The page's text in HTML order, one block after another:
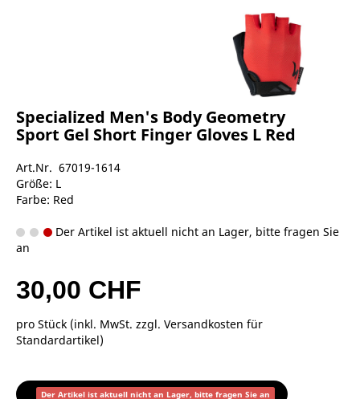
Specialized Men's Body Geometry
Sport Gel Short Finger Gloves L Red
Art.Nr. 67019-1614
Größe: L
Farbe: Red
Der Artikel ist aktuell nicht an Lager, bitte fragen Sie
an
30,00 CHF
pro Stück (inkl. MwSt. zzgl. Versandkosten für
Standardartikel)
Der Artikel ist aktuell nicht an Lager, bitte fragen Sie an